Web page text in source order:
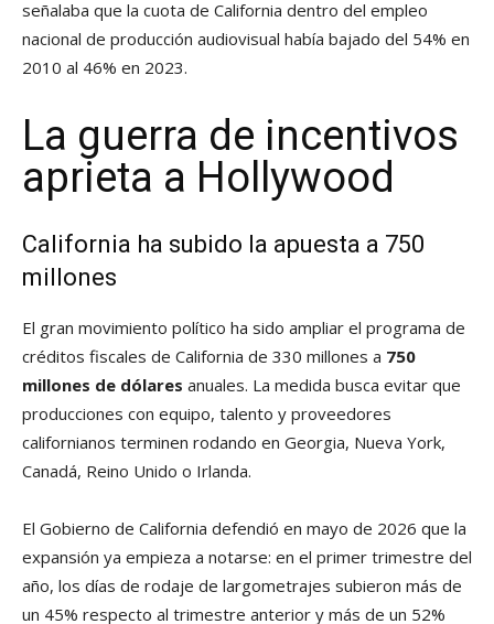
señalaba que la cuota de California dentro del empleo
nacional de producción audiovisual había bajado del 54% en
2010 al 46% en 2023.
La guerra de incentivos
aprieta a Hollywood
California ha subido la apuesta a 750
millones
El gran movimiento político ha sido ampliar el programa de
créditos fiscales de California de 330 millones a 750
millones de dólares anuales. La medida busca evitar que
producciones con equipo, talento y proveedores
californianos terminen rodando en Georgia, Nueva York,
Canadá, Reino Unido o Irlanda.
El Gobierno de California defendió en mayo de 2026 que la
expansión ya empieza a notarse: en el primer trimestre del
año, los días de rodaje de largometrajes subieron más de
un 45% respecto al trimestre anterior y más de un 52%